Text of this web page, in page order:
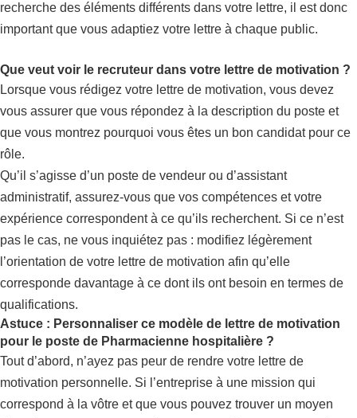
recherche des éléments différents dans votre lettre, il est donc
important que vous adaptiez votre lettre à chaque public.
Que veut voir le recruteur dans votre lettre de motivation ?
Lorsque vous rédigez votre lettre de motivation, vous devez
vous assurer que vous répondez à la description du poste et
que vous montrez pourquoi vous êtes un bon candidat pour ce
rôle.
Qu’il s’agisse d’un poste de vendeur ou d’assistant
administratif, assurez-vous que vos compétences et votre
expérience correspondent à ce qu’ils recherchent. Si ce n’est
pas le cas, ne vous inquiétez pas : modifiez légèrement
l’orientation de votre lettre de motivation afin qu’elle
corresponde davantage à ce dont ils ont besoin en termes de
qualifications.
Astuce : Personnaliser ce modèle de lettre de motivation
pour le poste de Pharmacienne hospitalière ?
Tout d’abord, n’ayez pas peur de rendre votre lettre de
motivation personnelle. Si l’entreprise à une mission qui
correspond à la vôtre et que vous pouvez trouver un moyen